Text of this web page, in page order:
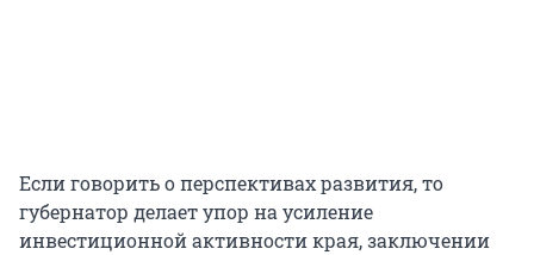
Если говорить о перспективах развития, то
губернатор делает упор на усиление
инвестиционной активности края, заключении